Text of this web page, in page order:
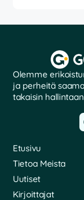
Olemme
ja perheitä
takaisin
Etusivu
Tietoa Meista
Uutiset
Kirjoittajat